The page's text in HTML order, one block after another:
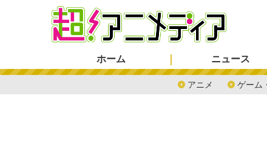
ホーム ニュース
アニメ ゲーム